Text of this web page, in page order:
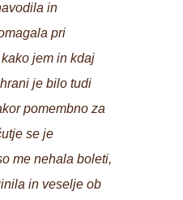
in
pri
jem in kdaj
je bilo tudi
pomembno za
se je
me nehala boleti,
in veselje ob